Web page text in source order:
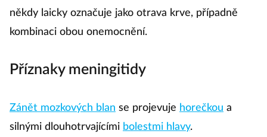
někdy laicky označuje jako otrava krve, případně
kombinaci obou onemocnění.
Příznaky meningitidy
Zánět mozkových blan se projevuje horečkou a
silnými dlouhotrvajícími bolestmi hlavy.